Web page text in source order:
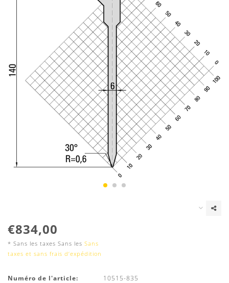
€834,00
* Sans les taxes Sans les Sans
taxes et sans frais d‘expédition
Numéro de l'article:
10515-835